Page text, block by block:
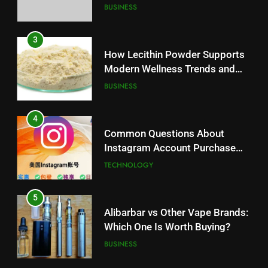
4
Instagram Account Purchase
and Market Development
TECHNOLOGY
5
Which One Is Worth Buying?
BUSINESS
6
Performance, Convenience, and
User Experience
BUSINESS
7
Battery Mandate
BUSINESS
3
How Lecithin Powder Supports
Modern Wellness Trends and
Balanced Nutrition
BUSINESS
4
Common Questions About
Instagram Account Purchase
and Market Development
TECHNOLOGY
5
Alibarbar vs Other Vape Brands:
Which One Is Worth Buying?
BUSINESS